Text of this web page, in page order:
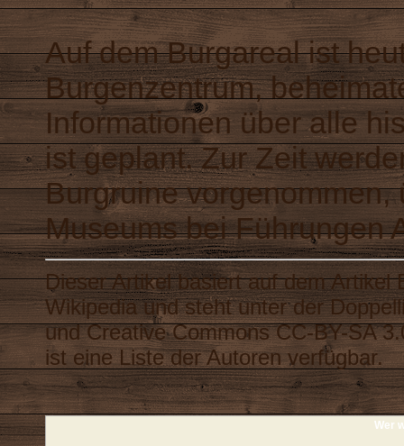
Auf dem Burgareal ist
Burgenzentrum,
Informationen über alle
ist geplant. Zur Zeit
Burgruine
Museums bei Führungen
Dieser Artikel basiert auf dem Artikel
Wikipediaund steht unter der
undCreative Commons CC-BY-SA
ist eineListe der Autorenverfügbar.
Wer